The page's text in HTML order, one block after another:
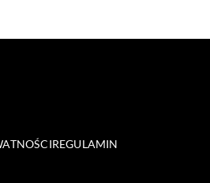
REGULAMIN